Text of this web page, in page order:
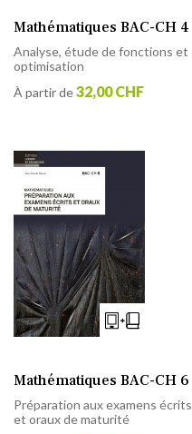
Mathématiques BAC-CH 4
Analyse, étude de fonctions et
optimisation
À partir de32,00 CHF
Mathématiques BAC-CH 6
Préparation aux examens écrits
et oraux de maturité